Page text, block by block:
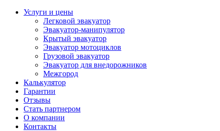
Услуги и цены
Легковой эвакуатор
Эвакуатор-манипулятор
Крытый эвакуатор
Эвакуатор мотоциклов
Грузовой эвакуатор
Эвакуатор для внедорожников
Межгород
Калькулятор
Гарантии
Отзывы
Стать партнером
О компании
Контакты